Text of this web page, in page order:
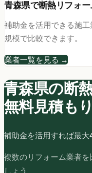
青森県で断熱リフォー
補助金を活用できる施
規模で比較できます。
業者一覧を見る →
青森県の断
無料見積もり
補助金を活用すれば最大
複数のリフォーム業者
しょう